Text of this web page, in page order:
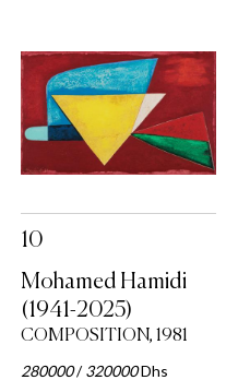
10
Mohamed Hamidi
(1941-2025)
COMPOSITION, 1981
280000/320000Dhs